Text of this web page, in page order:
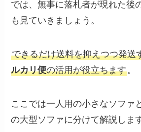
では、無事に落札者が現れた後
も見ていきましょう。
できるだけ送料を抑えつつ発送
ルカリ便の活用が役立ちます。
ここでは一人用の小さなソファ
の大型ソファに分けて解説しま